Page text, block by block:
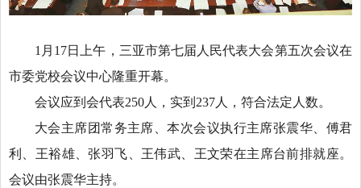
1月17日上午，三亚市第七届人民代表大会第五次会议在
市委党校会议中心隆重开幕。
会议应到会代表250人，实到237人，符合法定人数。
大会主席团常务主席、本次会议执行主席张震华、傅君
利、王裕雄、张羽飞、王伟武、王文荣在主席台前排就座。
会议由张震华主持。